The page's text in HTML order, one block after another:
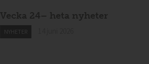
Vecka 24– heta nyheter
NYHETER